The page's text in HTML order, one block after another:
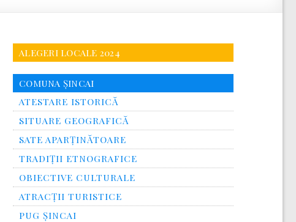
ALEGERI LOCALE 2024
COMUNA ȘINCAI
ATESTARE ISTORICĂ
SITUARE GEOGRAFICĂ
SATE APARȚINĂTOARE
TRADIȚII ETNOGRAFICE
OBIECTIVE CULTURALE
ATRACȚII TURISTICE
PUG ȘINCAI